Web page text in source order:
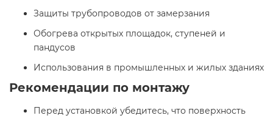
Защиты трубопроводов от замерзания
Обогрева открытых площадок, ступеней и
пандусов
Использования в промышленных и жилых зданиях​
Рекомендации по монтажу
Перед установкой убедитесь, что поверхность